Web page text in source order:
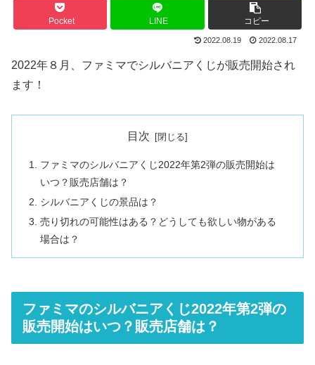
Pocket LINE コピー
2022.08.19 2022.08.17
2022年８月、ファミマでシルバニアくじが販売開始され
ます！
目次
ファミマのシルバニアくじ2022年第2弾の販売開始は
いつ？販売店舗は？
シルバニアくじの景品は？
売り切れの可能性はある？どうしても欲しい物がある
場合は？
ファミマのシルバニアくじ2022年第2弾の
販売開始はいつ？販売店舗は？